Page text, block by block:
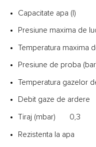
Capacitate apa (l)
Presiune maxima de
Temperatura maxima
Presiune de proba
Temperatura
Debit gaze de
Tiraj (mbar) 0,3
Rezistenta la apa